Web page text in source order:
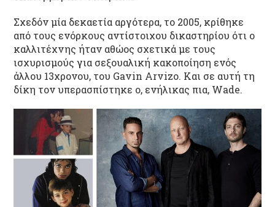
Σχεδόν μία δεκαετία αργότερα, το 2005, κρίθηκε
από τους ενόρκους αντίστοιχου δικαστηρίου ότι ο
καλλιτέχνης ήταν αθώος σχετικά με τους
ισχυρισμούς για σεξουαλική κακοποίηση ενός
άλλου 13χρονου, του Gavin Arvizo. Και σε αυτή τη
δίκη τον υπερασπίστηκε ο, ενήλικας πια, Wade.